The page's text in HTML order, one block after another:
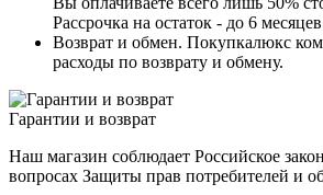
Рассрочка на остаток - до 6
Возврат и обмен. Покупкалюкс
расходы по возврату и обмену.
Гарантии и возврат
Наш магазин соблюдает Российское
вопросах Защиты прав потребителей и